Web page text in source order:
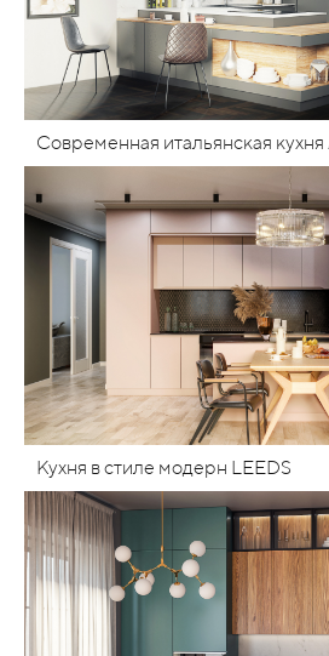
Современная итальянская
Кухня в стиле модерн LEEDS